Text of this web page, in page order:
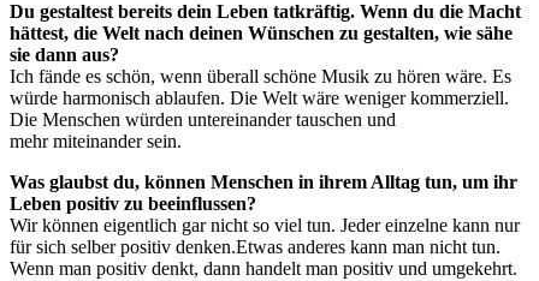
Du gestaltest bereits dein Leben tatkräftig. Wenn du die Macht
hättest, die Welt nach deinen Wünschen zu gestalten, wie sähe
sie dann aus?
Ich fände es schön, wenn überall schöne Musik zu hören wäre. Es
würde harmonisch ablaufen. Die Welt wäre weniger kommerziell.
Die Menschen würden untereinander tauschen und
mehr miteinander sein.
Was glaubst du, können Menschen in ihrem Alltag tun, um ihr
Leben positiv zu beeinflussen?
Wir können eigentlich gar nicht so viel tun. Jeder einzelne kann nur
für sich selber positiv denken.Etwas anderes kann man nicht tun.
Wenn man positiv denkt, dann handelt man positiv und umgekehrt.